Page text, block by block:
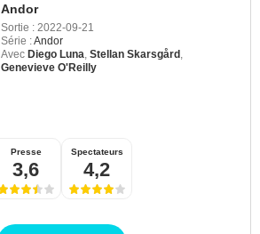
Andor
Sortie : 2022-09-21
Série :Andor
Avec Diego Luna Stellan Skarsgård
Genevieve O'Reilly
Presse
3,6
Spectateurs
4,2